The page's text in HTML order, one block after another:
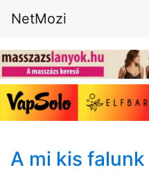
NetMozi
A mi kis falunk